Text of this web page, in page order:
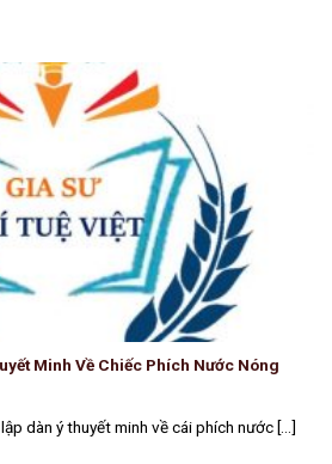
Minh Về Chiếc Phích Nước Nóng
dàn ý thuyết minh về cái phích nước [...]